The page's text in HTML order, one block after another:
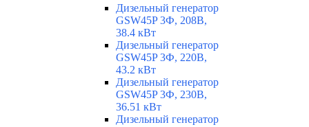
Дизельный генератор
GSW45P 3Ф, 208В,
38.4 кВт
Дизельный генератор
GSW45P 3Ф, 220В,
43.2 кВт
Дизельный генератор
GSW45P 3Ф, 230В,
36.51 кВт
Дизельный генератор